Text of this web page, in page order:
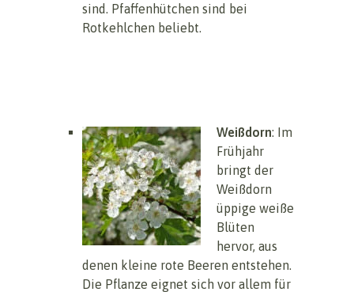
sind. Pfaffenhütchen sind bei
Rotkehlchen beliebt.
Weißdorn: Im
Frühjahr
bringt der
Weißdorn
üppige weiße
Blüten
hervor, aus
denen kleine rote Beeren entstehen.
Die Pflanze eignet sich vor allem für